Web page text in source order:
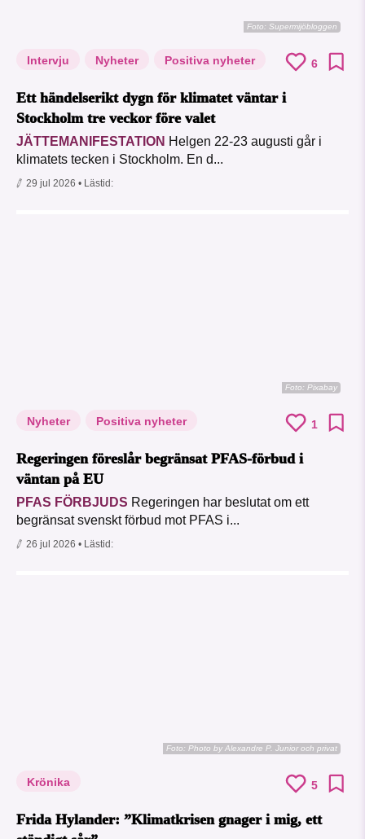
Foto: Supermijöbloggen
Intervju Nyheter Positiva nyheter 6
Ett händelserikt dygn för klimatet väntar i
Stockholm tre veckor före valet
JÄTTEMANIFESTATION Helgen 22-23 augusti går i
klimatets tecken i Stockholm. En d...
29 jul 2026 • Lästid:
Foto: Pixabay
Nyheter Positiva nyheter 1
Regeringen föreslår begränsat PFAS-förbud i
väntan på EU
PFAS FÖRBJUDS Regeringen har beslutat om ett
begränsat svenskt förbud mot PFAS i...
26 jul 2026 • Lästid:
Foto: Photo by Alexandre P. Junior och privat
Krönika 5
Frida Hylander: ”Klimatkrisen gnager i mig, ett